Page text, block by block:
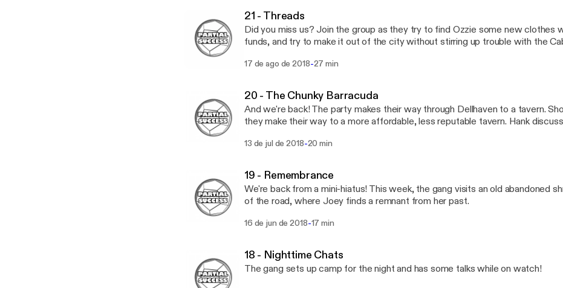
21 - Threads
Did you miss us? Join the group as they try to find Ozzie some new clothes
funds, and try to make it out of the city without stirring up trouble with the
17 de ago de 2018-27 min
20 - The Chunky Barracuda
And we're back! The party makes their way through Dellhaven to a tavern.
they make their way to a more affordable, less reputable tavern. Hank
13 de jul de 2018-20 min
19 - Remembrance
We're back from a mini-hiatus! This week, the gang visits an old abandoned
of the road, where Joey finds a remnant from her past.
16 de jun de 2018-17 min
18 - Nighttime Chats
The gang sets up camp for the night and has some talks while on watch!